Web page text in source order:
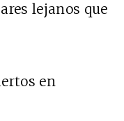
lejanos que
en